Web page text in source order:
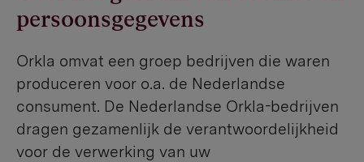
persoonsgegevens
Orkla omvat een groep bedrijven die waren
produceren voor o.a. de Nederlandse
consument. De Nederlandse Orkla-bedrijven
dragen gezamenlijk de verantwoordelijkheid
voor de verwerking van uw